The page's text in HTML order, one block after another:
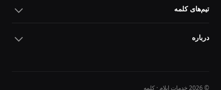
تیم‌های کلمه
درباره
© 2026 خدمات ایلام · کلمه